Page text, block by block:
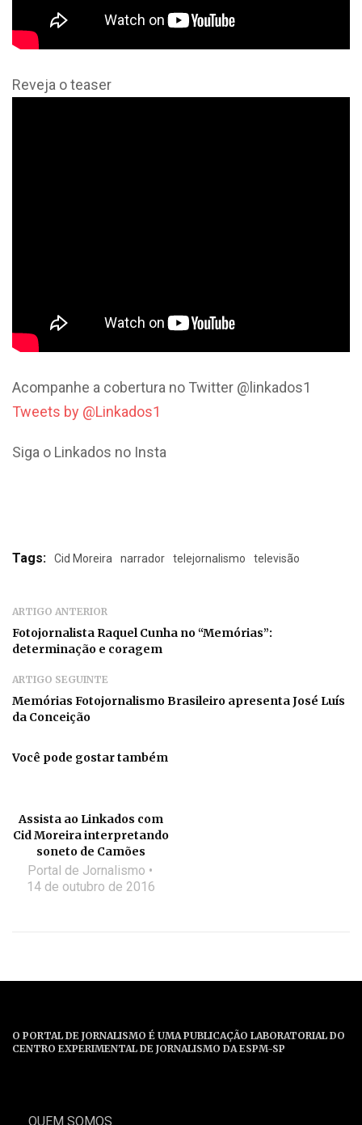
Reveja o teaser
Acompanhe a cobertura no Twitter @linkados1
Tweets by @Linkados1
Siga o Linkados no Insta
Tags: Cid Moreira narrador telejornalismo televisão
ARTIGO ANTERIOR
Fotojornalista Raquel Cunha no “Memórias”:
determinação e coragem
ARTIGO SEGUINTE
Memórias Fotojornalismo Brasileiro apresenta José Luís
da Conceição
Você pode gostar também
Assista ao Linkados com
Cid Moreira interpretando
soneto de Camões
Portal de Jornalismo
14 de outubro de 2016
O PORTAL DE JORNALISMO É UMA PUBLICAÇÃO LABORATORIAL DO
CENTRO EXPERIMENTAL DE JORNALISMO DA ESPM-SP
QUEM SOMOS